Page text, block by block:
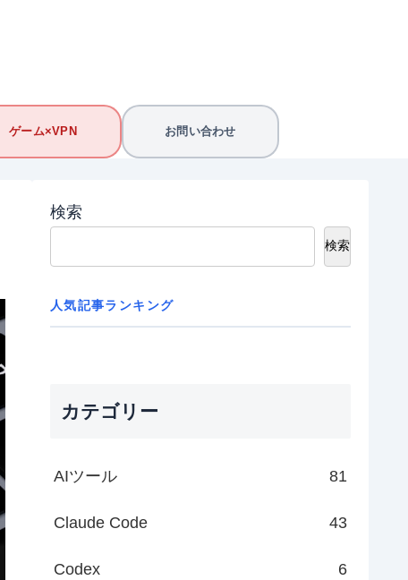
ゲーム×VPN お問い合わせ
検索
検索
人気記事ランキング
カテゴリー
AIツール 81
Claude Code 43
Codex 6